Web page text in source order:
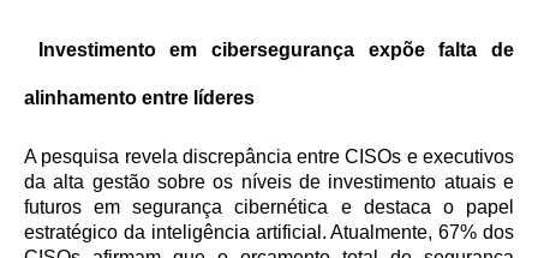
Investimento em cibersegurança expõe falta de
alinhamento entre líderes
A pesquisa revela discrepância entre CISOs e executivos
da alta gestão sobre os níveis de investimento atuais e
futuros em segurança cibernética e destaca o papel
estratégico da inteligência artificial. Atualmente, 67% dos